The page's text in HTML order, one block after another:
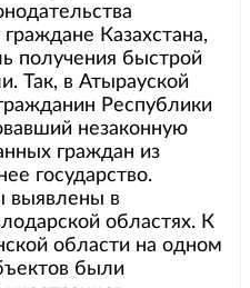
Казахстана,
получения быстрой
Так, в Атырауской
Республики
незаконную
граждан из
государство.
выявлены в
областях. К
области на одном
были